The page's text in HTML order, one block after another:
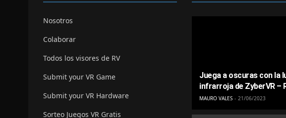
Nosotros
Colaborar
Todos los visores de RV
Submit your VR Game
Submit your VR Hardware
Sorteo Juegos VR Gratis
Juega a oscuras con la
infrarroja de ZyberVR –
MAURO VALES 21/06/2023